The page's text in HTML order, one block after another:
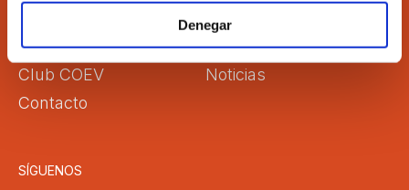
DenegarEmpleo
Correo Web
Transparencia
Club COEV
Noticias
Contacto
SÍGUENOS